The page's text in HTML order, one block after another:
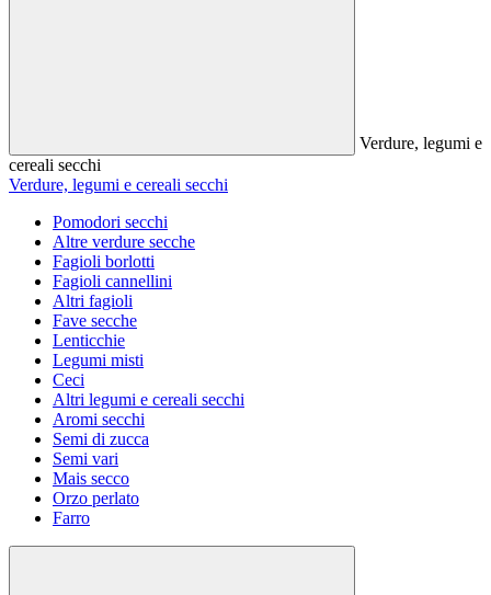
Verdure, legumi e
cereali secchi
Verdure, legumi e cereali secchi
Pomodori secchi
Altre verdure secche
Fagioli borlotti
Fagioli cannellini
Altri fagioli
Fave secche
Lenticchie
Legumi misti
Ceci
Altri legumi e cereali secchi
Aromi secchi
Semi di zucca
Semi vari
Mais secco
Orzo perlato
Farro